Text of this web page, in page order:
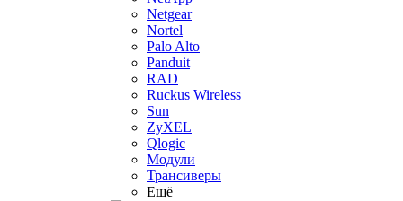
Netgear
Nortel
Palo Alto
Panduit
RAD
Ruckus Wireless
Sun
ZyXEL
Qlogic
Модули
Трансиверы
Ещё